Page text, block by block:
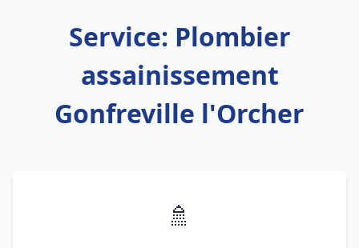
Service: Plombier
assainissement
Gonfreville l'Orcher
🚿